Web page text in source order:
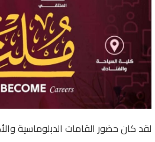
لقد كان حضور القامات الدبلوماسية